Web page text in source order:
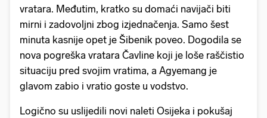
vratara. Međutim, kratko su domaći navijači biti
mirni i zadovoljni zbog izjednačenja. Samo šest
minuta kasnije opet je Šibenik poveo. Dogodila se
nova pogreška vratara Čavline koji je loše raščistio
situaciju pred svojim vratima, a Agyemang je
glavom zabio i vratio goste u vodstvo.
Logično su uslijedili novi naleti Osijeka i pokušaj